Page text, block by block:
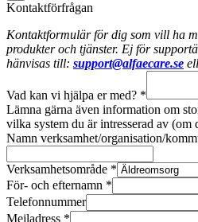
Kontaktförfrågan
Kontaktformulär för dig som vill ha
produkter och tjänster. Ej för
hänvisas till: support@alfaecare.se
Vad kan vi hjälpa er med? *
Lämna gärna även information om
vilka system du är intresserad av
Namn verksamhet/organisation/
Verksamhetsområde *
För- och efternamn *
Telefonnummer
Mejladress *